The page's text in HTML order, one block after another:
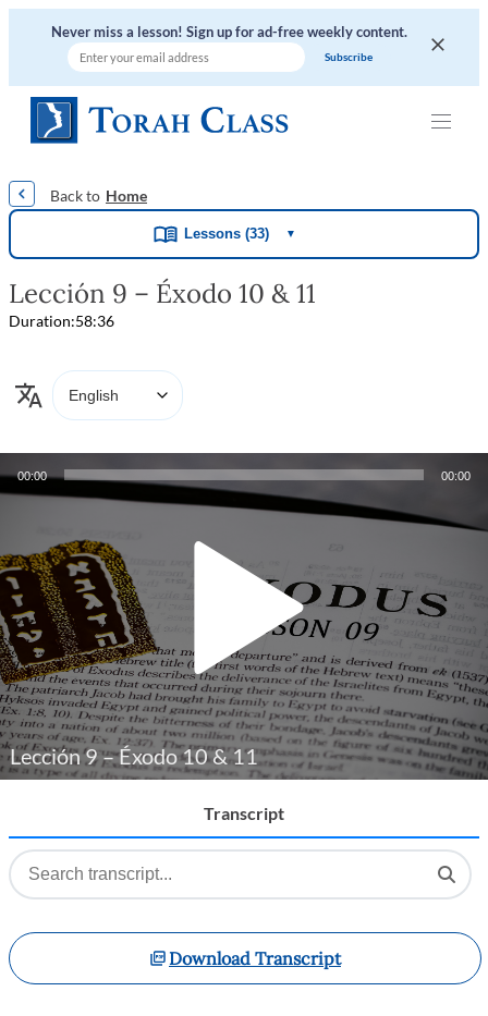
Never miss a lesson! Sign up for ad-free weekly content.
Home
Lessons (33) ▼
Lección 9 – Éxodo 10 & 11
Duration:58:36
Player
00:00 00:00
Lección 9 – Éxodo 10 & 11
Transcript
Download Transcript